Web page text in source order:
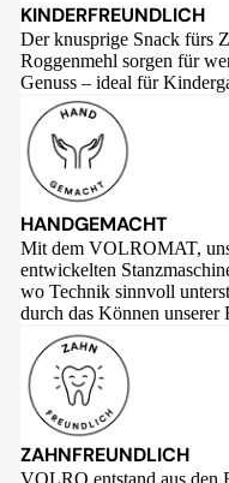
KINDERFREUNDLICH
Der knusprige Snack fürs
Roggenmehl sorgen für
Genuss – ideal für
HANDGEMACHT
Mit dem VOLROMAT,
entwickelten
wo Technik sinnvoll
durch das Können unserer
ZAHNFREUNDLICH
VOLRO entstand aus den